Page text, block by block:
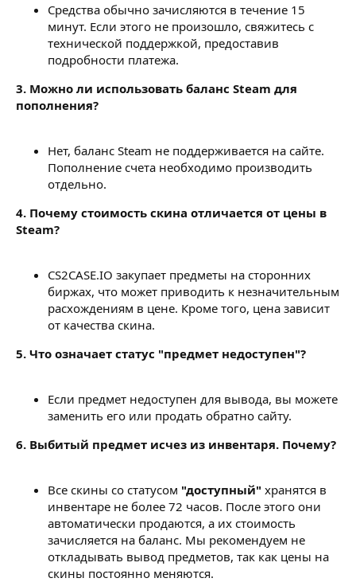
Средства обычно зачисляются в течение 15
минут. Если этого не произошло, свяжитесь с
технической поддержкой, предоставив
подробности платежа.
3. Можно ли использовать баланс Steam для
пополнения?
Нет, баланс Steam не поддерживается на сайте.
Пополнение счета необходимо производить
отдельно.
4. Почему стоимость скина отличается от цены в
Steam?
CS2CASE.IO закупает предметы на сторонних
биржах, что может приводить к незначительным
расхождениям в цене. Кроме того, цена зависит
от качества скина.
5. Что означает статус "предмет недоступен"?
Если предмет недоступен для вывода, вы можете
заменить его или продать обратно сайту.
6. Выбитый предмет исчез из инвентаря. Почему?
Все скины со статусом "доступный" хранятся в
инвентаре не более 72 часов. После этого они
автоматически продаются, а их стоимость
зачисляется на баланс. Мы рекомендуем не
откладывать вывод предметов, так как цены на
скины постоянно меняются.